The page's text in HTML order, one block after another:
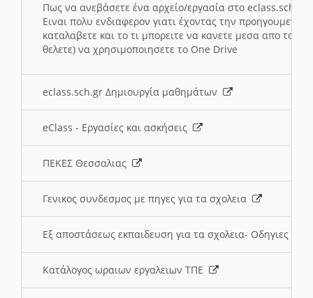
Πως να ανεβάσετε ένα αρχείο/εργασία στο eclass.sch.gr
Ειναι πολυ ενδιαφερον γιατι έχοντας την
καταλαβετε και το τι μπορειτε να κανετε μεσα απο το
θελετε) να χρησιμοποιησετε το One Drive
eclass.sch.gr Δημιουργία μαθημάτων
eClass - Εργασίες και ασκήσεις
ΠΕΚΕΣ Θεσσαλιας
Γενικος συνδεσμος με πηγες για τα σχολεια
Εξ αποστάσεως εκπαιδευση για τα σχολεια- Οδηγιες
Κατάλογος ωραιων εργαλειων ΤΠΕ